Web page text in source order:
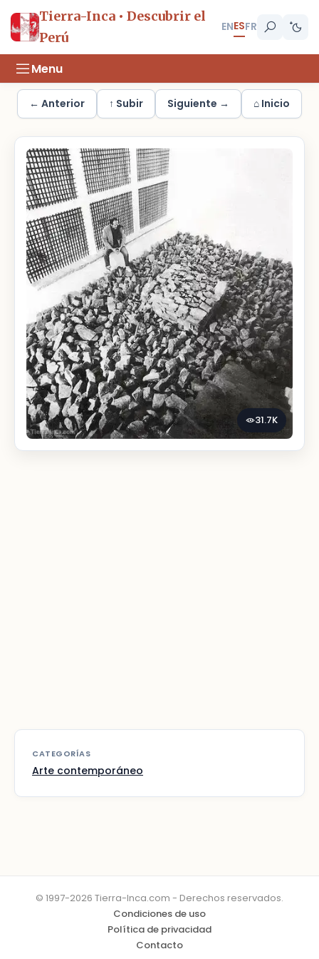
Tierra-Inca • Descubrir el
Perú
ENESFR
Menu
← Anterior ↑ Subir Siguiente → ⌂ Inicio
31.7K
CATEGORÍAS
Arte contemporáneo
© 1997-2026 Tierra-Inca.com - Derechos reservados.
Condiciones de uso
Política de privacidad
Contacto